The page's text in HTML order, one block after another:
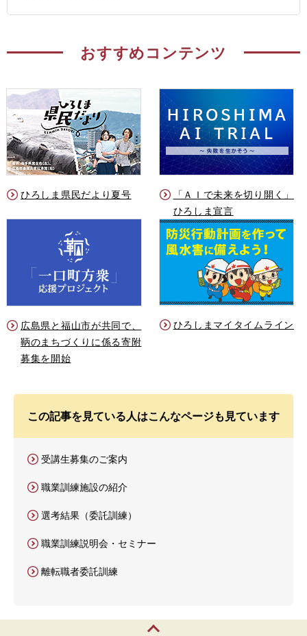
おすすめコンテンツ
ひろしま県民だより夏号
「ＡＩで未来を切り開く」
ひろしま宣言
広島県と福山市が共同で、
鞆のまちづくりに係る寄附
募集を開始
ひろしまマイタイムライン
この記事を見ている人はこんなページも見ています
受講生募集のご案内
職業訓練施設の紹介
選考結果（委託訓練）
職業訓練説明会・セミナー
離転職者委託訓練